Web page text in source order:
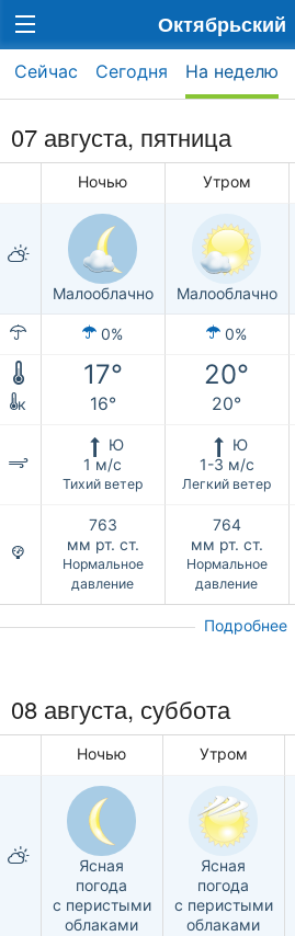
Октябрьский
Сейчас Сегодня На неделю
07 августа, пятница
Ночью Утром
Малооблачно Малооблачно
0% 0%
17° 20°
к 16° 20°
Ю
1 м/с
Тихий ветер
Ю
1-3 м/с
Легкий ветер
763
мм рт. ст.
Нормальное
давление
764
мм рт. ст.
Нормальное
давление
Подробнее
08 августа, суббота
Ночью Утром
Ясная
погода
с перистыми
облаками
Ясная
погода
с перистыми
облаками